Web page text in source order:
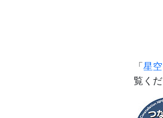
「星
覧く